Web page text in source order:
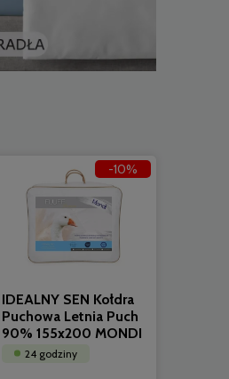
IDEALNY SEN Kołdra
Puchowa Letnia Puch
90% 155x200 MONDI
24 godziny
-10%